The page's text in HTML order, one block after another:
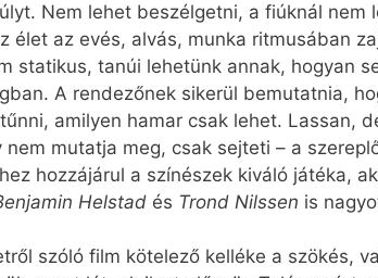
Nem lehet beszélgetni, a fiúknál nem
élet az evés, alvás, munka ritmusában
statikus, tanúi lehetünk annak, hogyan
A rendezőnek sikerül bemutatnia,
amilyen hamar csak lehet. Lassan,
mutatja meg, csak sejteti – a
hozzájárul a színészek kiváló játéka,
Helstad és Trond Nilssen is
szóló film kötelező kelléke a szökés,